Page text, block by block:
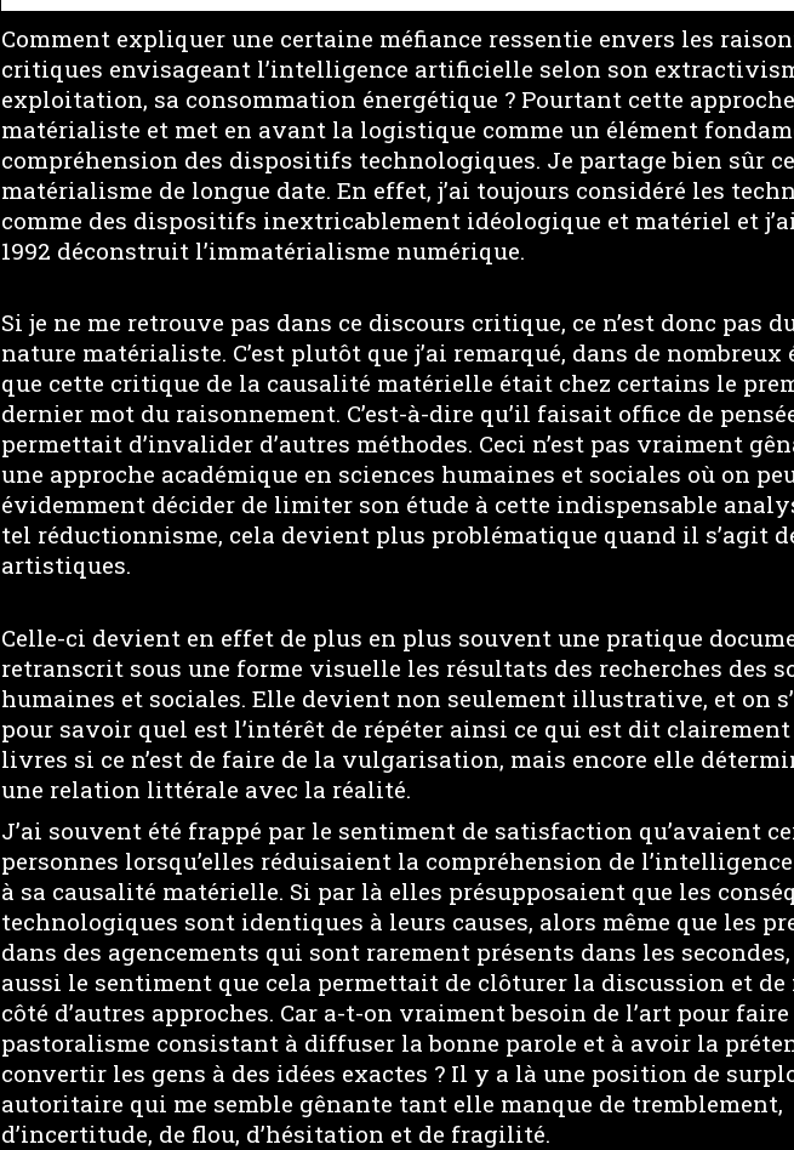
Comment expliquer une certaine méfiance ressentie envers les
critiques envisageant l’intelligence artificielle selon son
exploitation, sa consommation énergétique ? Pourtant cette
matérialiste et met en avant la logistique comme un élément
compréhension des dispositifs technologiques. Je partage bien sûr ce
matérialisme de longue date. En effet, j’ai toujours considéré les
comme des dispositifs inextricablement idéologique et matériel et
1992 déconstruit l’immatérialisme numérique.
Si je ne me retrouve pas dans ce discours critique, ce n’est donc pas
nature matérialiste. C’est plutôt que j’ai remarqué, dans de nombreux
que cette critique de la causalité matérielle était chez certains le
dernier mot du raisonnement. C’est-à-dire qu’il faisait office de
permettait d’invalider d’autres méthodes. Ceci n’est pas vraiment
une approche académique en sciences humaines et sociales où on
évidemment décider de limiter son étude à cette indispensable
tel réductionnisme, cela devient plus problématique quand il s’agit
artistiques.
Celle-ci devient en effet de plus en plus souvent une pratique
retranscrit sous une forme visuelle les résultats des recherches des
humaines et sociales. Elle devient non seulement illustrative, et on
pour savoir quel est l’intérêt de répéter ainsi ce qui est dit clairement
livres si ce n’est de faire de la vulgarisation, mais encore elle
une relation littérale avec la réalité.
J’ai souvent été frappé par le sentiment de satisfaction qu’avaient
personnes lorsqu’elles réduisaient la compréhension de
à sa causalité matérielle. Si par là elles présupposaient que les
technologiques sont identiques à leurs causes, alors même que les
dans des agencements qui sont rarement présents dans les secondes,
aussi le sentiment que cela permettait de clôturer la discussion et de
côté d’autres approches. Car a-t-on vraiment besoin de l’art pour
pastoralisme consistant à diffuser la bonne parole et à avoir la
convertir les gens à des idées exactes ? Il y a là une position de
autoritaire qui me semble gênante tant elle manque de tremblement,
d’incertitude, de flou, d’hésitation et de fragilité.